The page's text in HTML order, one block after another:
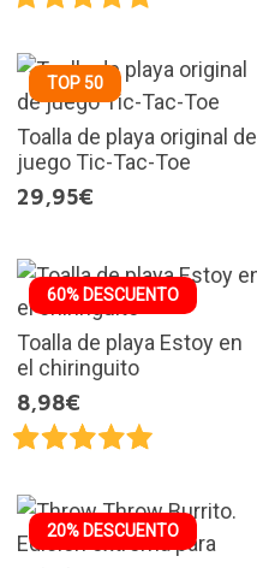
TOP 50
Toalla de playa original de
juego Tic-Tac-Toe
29,95€
60% DESCUENTO
Toalla de playa Estoy en
el chiringuito
8,98€
20% DESCUENTO